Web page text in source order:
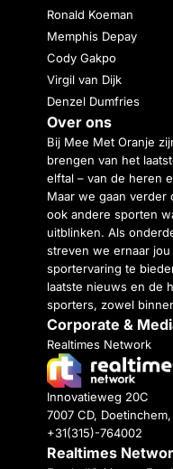
Ronald Koeman
Memphis Depay
Cody Gakpo
Virgil van Dijk
Denzel Dumfries
Over ons
Bij Mee Met Oranje
brengen van het
elftal – van de heren
Maar we gaan verder
ook andere sporten
uitblinken. Als
streven we ernaar
sportervaring te
laatste nieuws en de
sporters, zowel
Corporate &
Realtimes Network
Innovatieweg 20C
7007 CD,
+31(315)-764002
Realtimes